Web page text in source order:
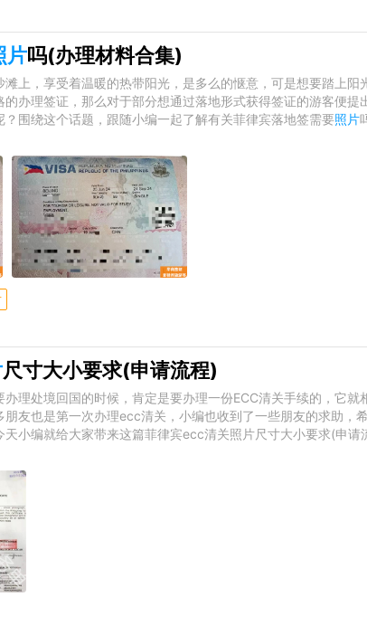
片吗(办理材料合集)
上，享受着温暖的热带阳光，是多么的惬意，可是想要踏上阳
办理签证，那么对于部分想通过落地形式获得签证的游客便提
围绕这个话题，跟随小编一起了解有关菲律宾落地签需要照片
尺寸大小要求(申请流程)
理处境回国的时候，肯定是要办理一份ECC清关手续的，它就
友也是第一次办理ecc清关，小编也收到了一些朋友的求助，
天小编就给大家带来这篇菲律宾ecc清关照片尺寸大小要求(申请